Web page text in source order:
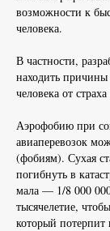
возможности к
человека.
В частности,
находить причины
человека от
Аэрофобию при
авиаперевозок
(фобиям). Сухая
погибнуть в
мала — 1/8 000
тысячелетие,
который